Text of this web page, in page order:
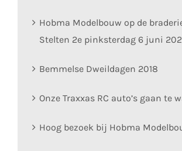
Hobma Modelbouw op de
Stelten 2e pinksterdag 6 juni
Bemmelse Dweildagen 2018
Onze Traxxas RC auto’s gaan te
Hoog bezoek bij Hobma